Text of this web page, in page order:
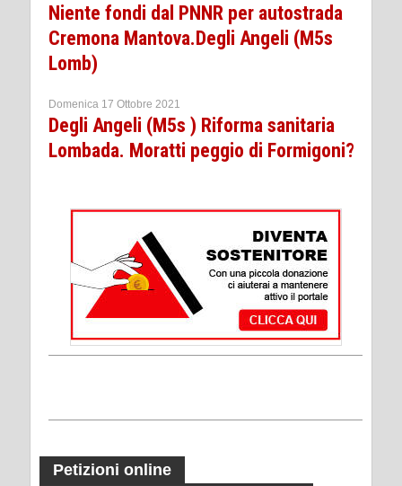
Niente fondi dal PNNR per autostrada
Cremona Mantova.Degli Angeli (M5s
Lomb)
Domenica 17 Ottobre 2021
Degli Angeli (M5s ) Riforma sanitaria
Lombada. Moratti peggio di Formigoni?
Petizioni online